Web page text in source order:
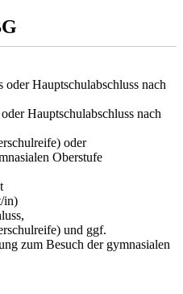
oder Hauptschulabschluss nach
Hauptschulabschluss nach
oder
Oberstufe
in)
und ggf.
zum Besuch der gymnasialen